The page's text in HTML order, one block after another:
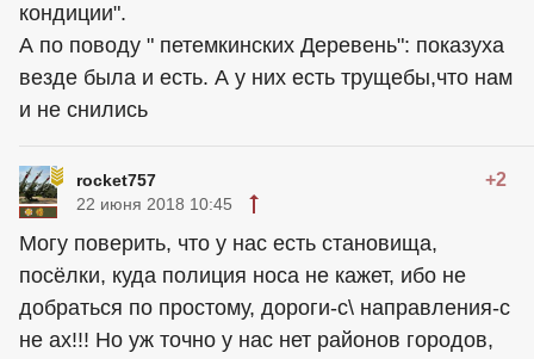
кондиции".
А по поводу " петемкинских Деревень": показуха
везде была и есть. А у них есть трущебы,что нам
и не снились
rocket757 +2
22 июня 2018 10:45
Могу поверить, что у нас есть становища,
посёлки, куда полиция носа не кажет, ибо не
добраться по простому, дороги-с\ направления-с
не ах!!! Но уж точно у нас нет районов городов,